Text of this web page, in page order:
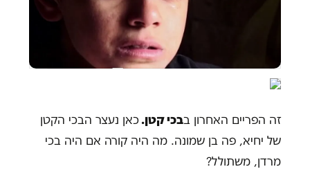
זה הפריים האחרון בבכי קטן.כאן נעצר הבכי הקטן
של יחיא, פה בן שמונה. מה היה קורה אם היה בכי
מרדן, משתולל?